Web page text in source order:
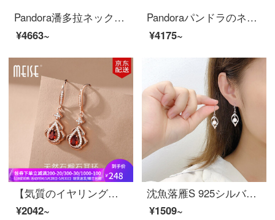
Pandora潘多拉ネックレス鎖骨チェーン女性925銀浩瀚星河B 801494ファッションアクセサリーは彼女にプレゼントします。
¥4663~
Pandoraパンドラのネックレスのペンダントの女性バラの金色のトンボのペンダントの388803 C 01ファッションアクセサリーの彼女の贈り物
¥4175~
【気質のイヤリング】渋い天然ガーネット925銀メッキバラ金のイヤリング女性が顔を見せて痩せた首飾りの高い質感のルビーピアスバレン・ダイの誕生日プレゼントです。妻には【4倉速髪/翌日達】バラゴールド：ガーネットイヤリングのペアです。
¥2042~
沈魚落雁S 925シルバーピアス女子学生気質の長いデザインのピアス首飾りの淡水真珠ピアス女性幾何ピアス520贈ります。
¥1509~